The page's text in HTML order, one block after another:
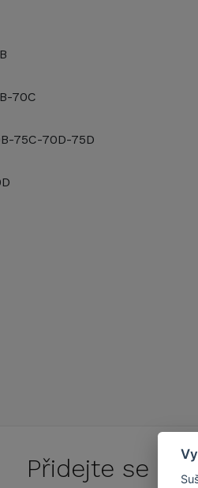
70C
75C-70D-75D
Přidejte se do